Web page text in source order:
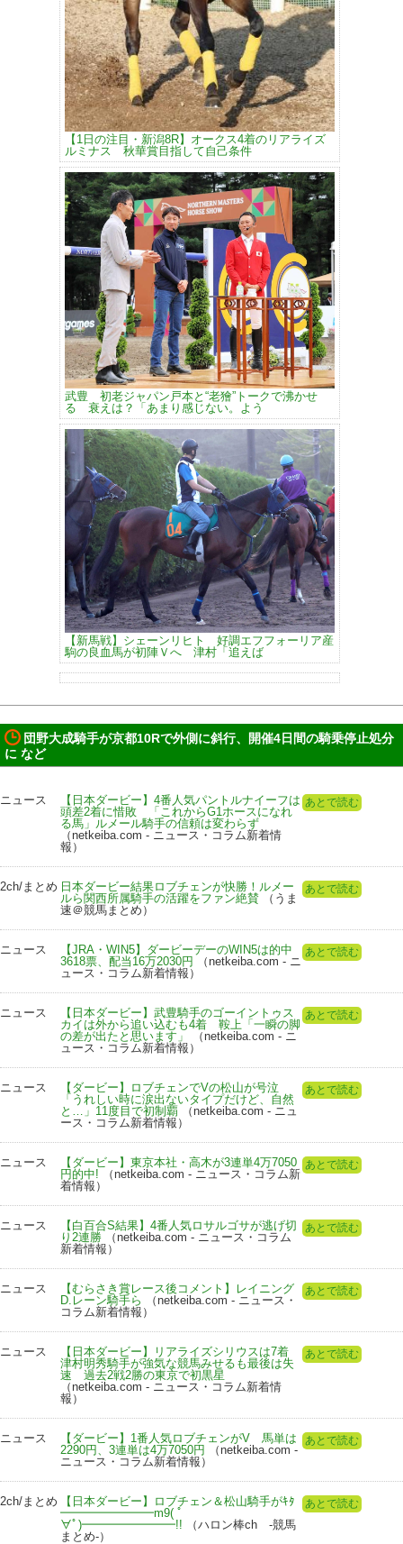
【1日の注目・新潟8R】オークス4着のリアライズ
ルミナス 秋華賞目指して自己条件
武豊 初老ジャパン戸本と“老獪”トークで沸かせ
る 衰えは？「あまり感じない。よう
【新馬戦】シェーンリヒト 好調エフフォーリア産
駒の良血馬が初陣Ｖへ 津村「追えば
団野大成騎手が京都10Rで外側に斜行、開催4日間の騎乗停止処分
に など
ニュース
【日本ダービー】4番人気パントルナイーフは
頭差2着に惜敗 「これからG1ホースになれ
る馬」ルメール騎手の信頼は変わらず
（netkeiba.com - ニュース・コラム新着情
報）
あとで読む
2ch/まとめ 日本ダービー結果ロブチェンが快勝！ルメー
ルら関西所属騎手の活躍をファン絶賛 （うま
速＠競馬まとめ）
あとで読む
ニュース
【JRA・WIN5】ダービーデーのWIN5は的中
3618票、配当16万2030円 （netkeiba.com - ニ
ュース・コラム新着情報）
あとで読む
ニュース
【日本ダービー】武豊騎手のゴーイントゥス
カイは外から追い込むも4着 鞍上「一瞬の脚
の差が出たと思います」
（netkeiba.com - ニ
ュース・コラム新着情報）
あとで読む
ニュース
【ダービー】ロブチェンでVの松山が号泣
「うれしい時に涙出ないタイプだけど、自然
と…」11度目で初制覇 （netkeiba.com - ニュ
ース・コラム新着情報）
あとで読む
ニュース
【ダービー】東京本社・高木が3連単4万7050
円的中! （netkeiba.com - ニュース・コラム新
着情報）
あとで読む
ニュース
【白百合S結果】4番人気ロサルゴサが逃げ切
り2連勝 （netkeiba.com - ニュース・コラム
新着情報）
あとで読む
ニュース
【むらさき賞レース後コメント】レイニング
D.レーン騎手ら
（netkeiba.com - ニュース・
コラム新着情報）
あとで読む
ニュース
【日本ダービー】リアライズシリウスは7着
津村明秀騎手が強気な競馬みせるも最後は失
速 過去2戦2勝の東京で初黒星
（netkeiba.com - ニュース・コラム新着情
報）
あとで読む
ニュース
【ダービー】1番人気ロブチェンがV 馬単は
2290円、3連単は4万7050円 （netkeiba.com -
ニュース・コラム新着情報）
あとで読む
2ch/まとめ
【日本ダービー】ロブチェン＆松山騎手がｷﾀ
━━━━━━━━m9( ﾟ
∀ﾟ)━━━━━━━━!! （ハロン棒ch -競馬
まとめ-）
あとで読む